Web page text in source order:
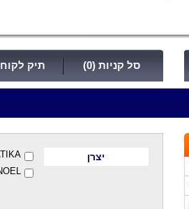
סל קניות (0) תיק לקוח
יצרן